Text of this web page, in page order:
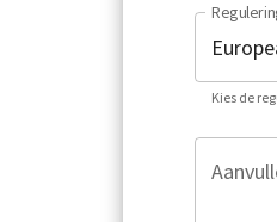
Kies de